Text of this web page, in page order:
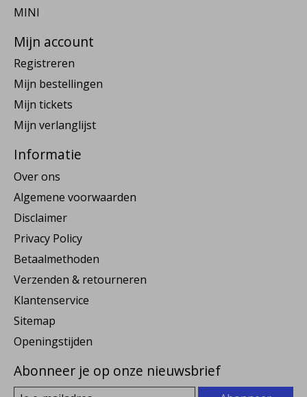
MINI
Mijn account
Registreren
Mijn bestellingen
Mijn tickets
Mijn verlanglijst
Informatie
Over ons
Algemene voorwaarden
Disclaimer
Privacy Policy
Betaalmethoden
Verzenden & retourneren
Klantenservice
Sitemap
Openingstijden
Abonneer je op onze nieuwsbrief